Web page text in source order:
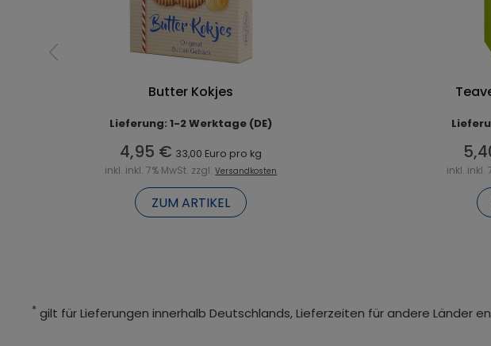
Butter Kokjes
Lieferung: 1-2 Werktage (DE)
4,95 € 33,00 Euro pro kg
inkl. inkl. 7% MwSt. zzgl.Versandkosten
ZUM ARTIKEL
inkl. inkl.
* gilt für Lieferungen innerhalb Deutschlands, Lieferzeiten für andere Länder